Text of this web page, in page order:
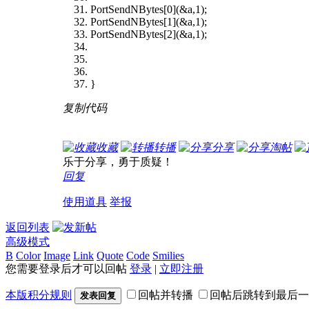
PortSendNBytes[0](&a,1);
PortSendNBytes[1](&a,1);
PortSendNBytes[2](&a,1);
}
复制代码
收藏 转播 分享 淘帖
乐于分享，勇于质疑！
回复
使用道具 举报
返回列表
高级模式
B Color Image Link Quote Code Smilies
您需要登录后才可以回帖 登录 | 立即注册
本版积分规则 发表回复 回帖并转播 回帖后跳转到最后